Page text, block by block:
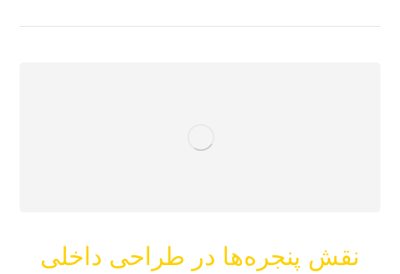
نقش پنجره‌ها در طراحی داخلی